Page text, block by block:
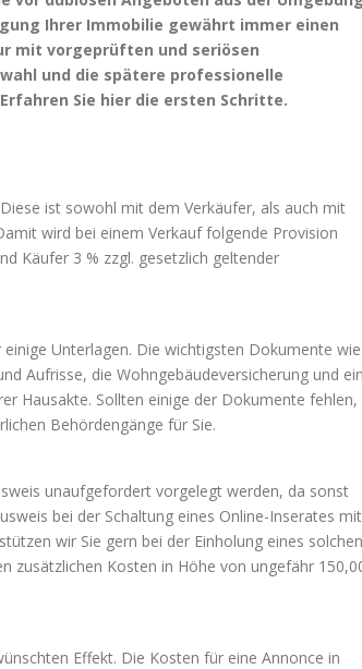
Ihrer Immobilie gewährt immer einen
mit vorgeprüften und seriösen
und die spätere professionelle
Sie hier die ersten Schritte.
ist sowohl mit dem Verkäufer, als auch mit
wird bei einem Verkauf folgende Provision
Käufer 3 % zzgl. gesetzlich geltender
Unterlagen. Die wichtigsten Dokumente wie
Aufrisse, die Wohngebäudeversicherung und
Hausakte. Sollten einige der Dokumente fehlen,
Behördengänge für Sie.
unaufgefordert vorgelegt werden, da sonst
bei der Schaltung eines Online-Inserates mit
wir Sie gern bei der Einholung eines solchen
zusätzlichen Kosten in Höhe von ungefähr
Effekt. Die Kosten für eine Annonce in